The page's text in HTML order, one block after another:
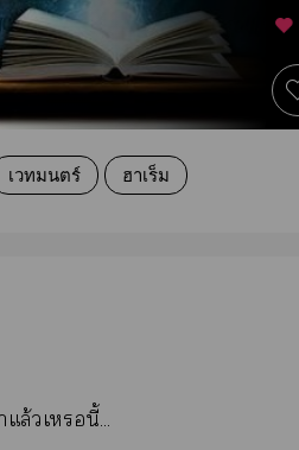
เวทมนตร์ ฮาเร็ม
แล้วเนี้...